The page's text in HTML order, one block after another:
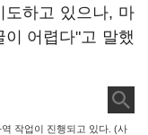
도하고 있으나, 마
어렵다"고 말했
작업이 진행되고 있다. (사